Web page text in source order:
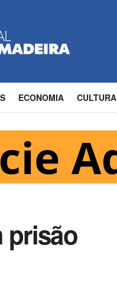
ECONOMIA CULTURA
prisão